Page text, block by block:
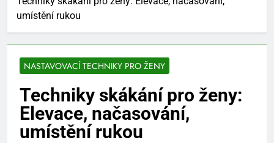
umístění rukou
NASTAVOVACÍ TECHNIKY PRO ŽENY
Techniky skákání pro ženy:
Elevace, načasování,
umístění rukou